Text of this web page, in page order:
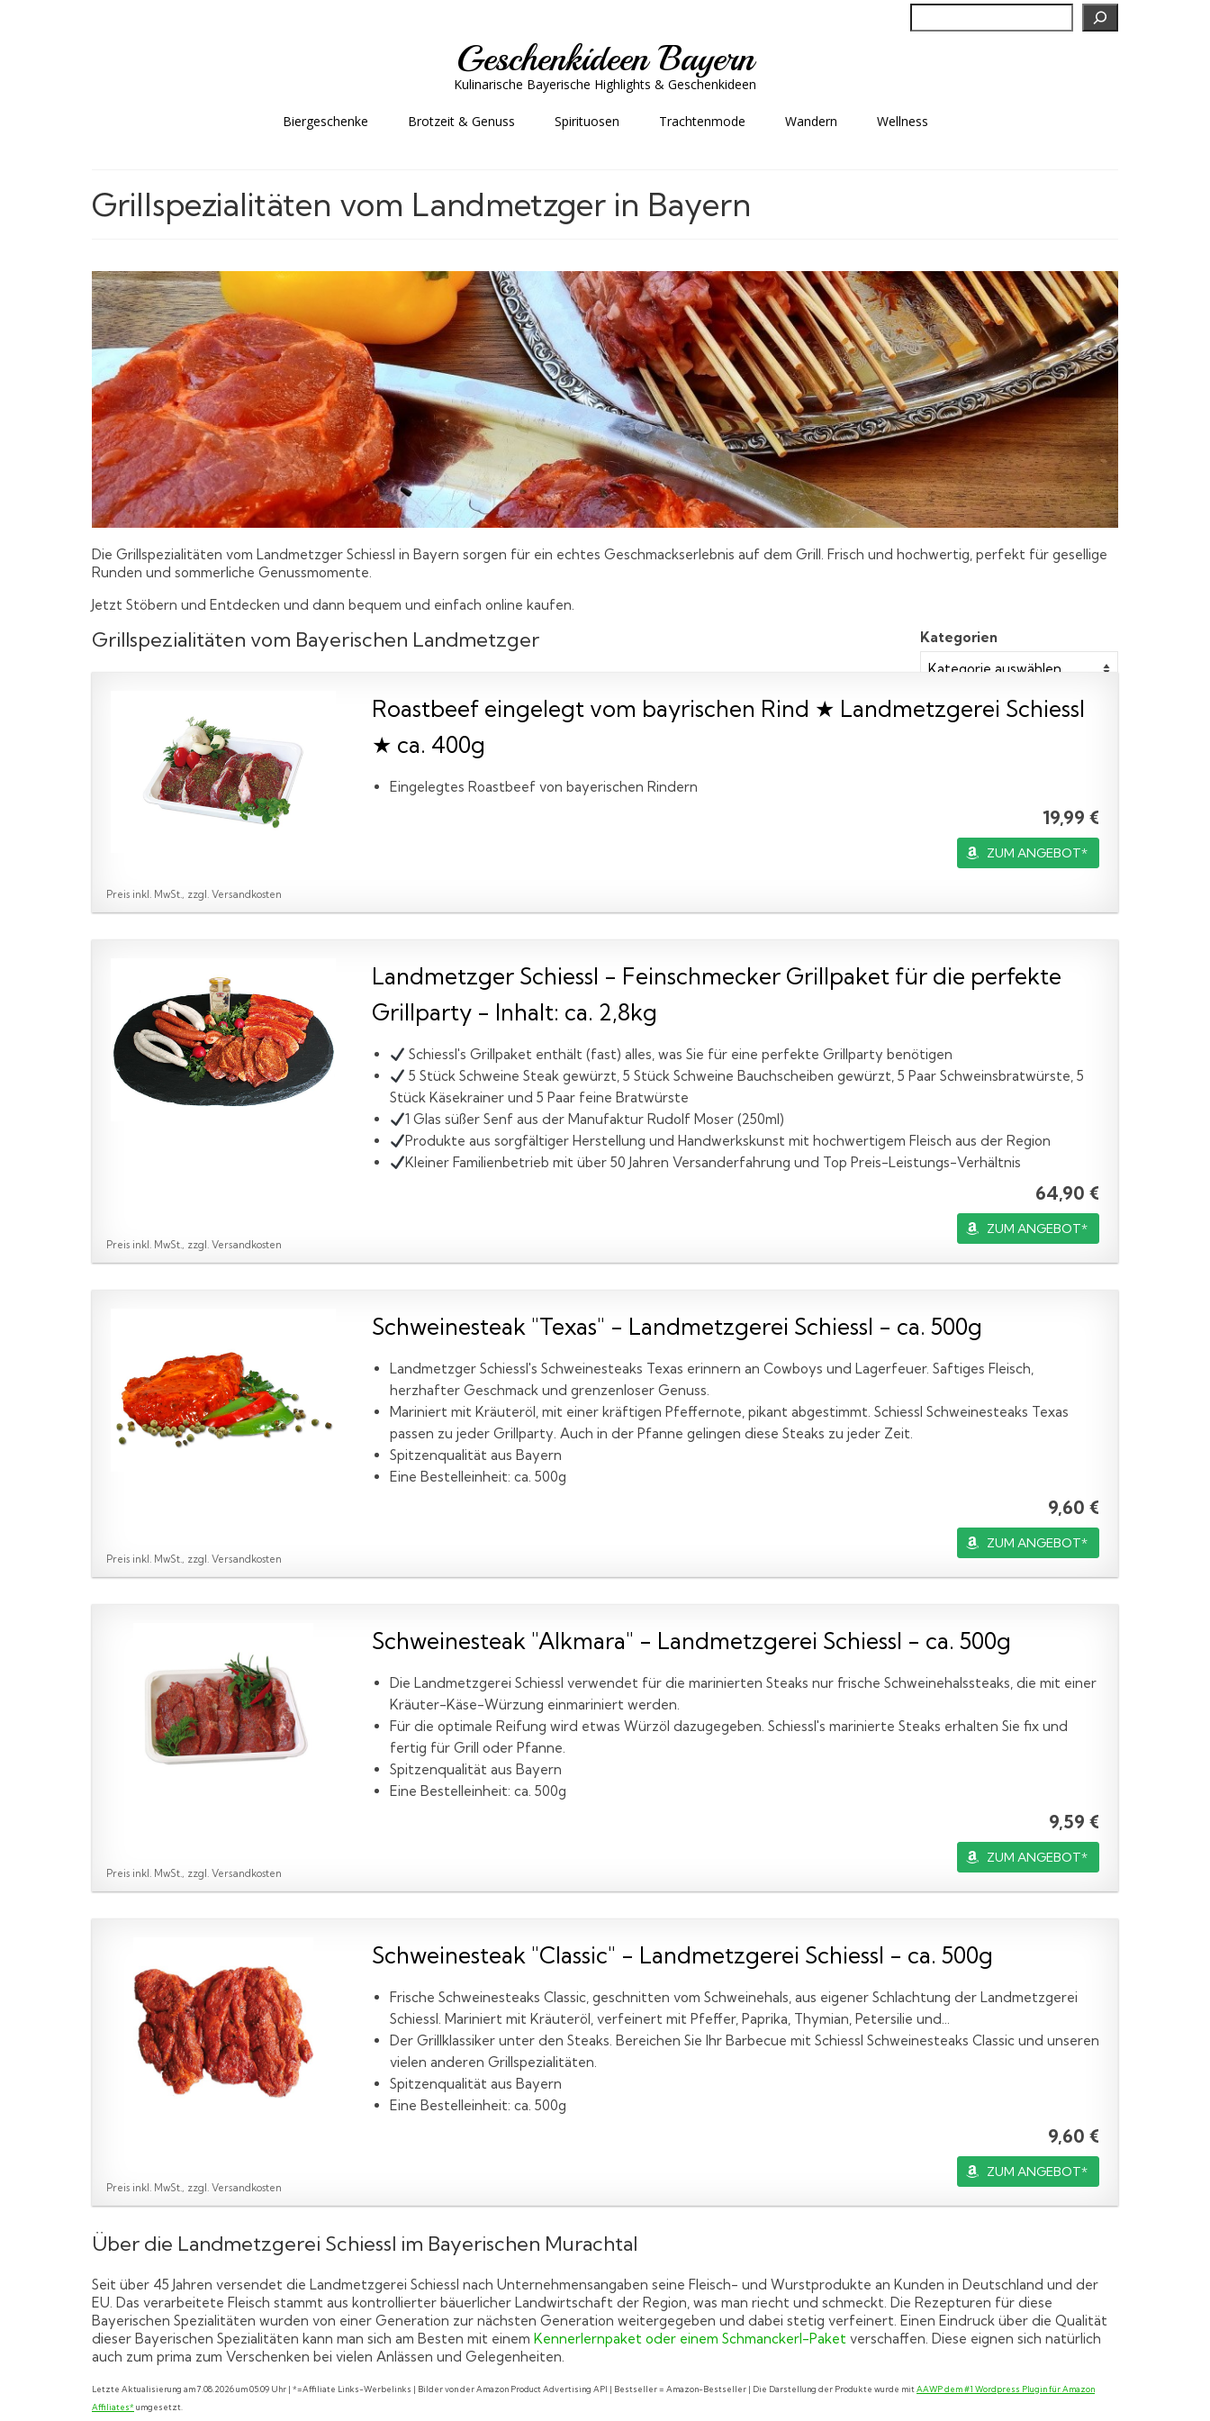
Suchen
Geschenkideen Bayern
Kulinarische Bayerische Highlights & Geschenkideen
Biergeschenke Brotzeit & Genuss Spirituosen Trachtenmode Wandern Wellness
Grillspezialitäten vom Landmetzger in Bayern
Die Grillspezialitäten vom Landmetzger Schiessl in Bayern sorgen für ein echtes Geschmackserlebnis auf dem Grill. Frisch und hochwertig, perfekt für gesellige
Runden und sommerliche Genussmomente.
Jetzt Stöbern und Entdecken und dann bequem und einfach online kaufen.
Kategorien
Grillspezialitäten vom Bayerischen Landmetzger
Roastbeef eingelegt vom bayrischen Rind ★ Landmetzgerei Schiessl
★ ca. 400g
Eingelegtes Roastbeef von bayerischen Rindern
19,99 €
ZUM ANGEBOT*
Preis inkl. MwSt., zzgl. Versandkosten
Landmetzger Schiessl - Feinschmecker Grillpaket für die perfekte
Grillparty - Inhalt: ca. 2,8kg
Schiessl's Grillpaket enthält (fast) alles, was Sie für eine perfekte Grillparty benötigen
5 Stück Schweine Steak gewürzt, 5 Stück Schweine Bauchscheiben gewürzt, 5 Paar Schweinsbratwürste, 5
Stück Käsekrainer und 5 Paar feine Bratwürste
1 Glas süßer Senf aus der Manufaktur Rudolf Moser (250ml)
Produkte aus sorgfältiger Herstellung und Handwerkskunst mit hochwertigem Fleisch aus der Region
Kleiner Familienbetrieb mit über 50 Jahren Versanderfahrung und Top Preis-Leistungs-Verhältnis
64,90 €
ZUM ANGEBOT*
Preis inkl. MwSt., zzgl. Versandkosten
Schweinesteak "Texas" - Landmetzgerei Schiessl - ca. 500g
Landmetzger Schiessl's Schweinesteaks Texas erinnern an Cowboys und Lagerfeuer. Saftiges Fleisch,
herzhafter Geschmack und grenzenloser Genuss.
Mariniert mit Kräuteröl, mit einer kräftigen Pfeffernote, pikant abgestimmt. Schiessl Schweinesteaks Texas
passen zu jeder Grillparty. Auch in der Pfanne gelingen diese Steaks zu jeder Zeit.
Spitzenqualität aus Bayern
Eine Bestelleinheit: ca. 500g
9,60 €
ZUM ANGEBOT*
Preis inkl. MwSt., zzgl. Versandkosten
Schweinesteak "Alkmara" - Landmetzgerei Schiessl - ca. 500g
Die Landmetzgerei Schiessl verwendet für die marinierten Steaks nur frische Schweinehalssteaks, die mit einer
Kräuter-Käse-Würzung einmariniert werden.
Für die optimale Reifung wird etwas Würzöl dazugegeben. Schiessl's marinierte Steaks erhalten Sie fix und
fertig für Grill oder Pfanne.
Spitzenqualität aus Bayern
Eine Bestelleinheit: ca. 500g
9,59 €
ZUM ANGEBOT*
Preis inkl. MwSt., zzgl. Versandkosten
Schweinesteak "Classic" - Landmetzgerei Schiessl - ca. 500g
Frische Schweinesteaks Classic, geschnitten vom Schweinehals, aus eigener Schlachtung der Landmetzgerei
Schiessl. Mariniert mit Kräuteröl, verfeinert mit Pfeffer, Paprika, Thymian, Petersilie und...
Der Grillklassiker unter den Steaks. Bereichen Sie Ihr Barbecue mit Schiessl Schweinesteaks Classic und unseren
vielen anderen Grillspezialitäten.
Spitzenqualität aus Bayern
Eine Bestelleinheit: ca. 500g
9,60 €
ZUM ANGEBOT*
Preis inkl. MwSt., zzgl. Versandkosten
Über die Landmetzgerei Schiessl im Bayerischen Murachtal
Seit über 45 Jahren versendet die Landmetzgerei Schiessl nach Unternehmensangaben seine Fleisch- und Wurstprodukte an Kunden in Deutschland und der
EU. Das verarbeitete Fleisch stammt aus kontrollierter bäuerlicher Landwirtschaft der Region, was man riecht und schmeckt. Die Rezepturen für diese
Bayerischen Spezialitäten wurden von einer Generation zur nächsten Generation weitergegeben und dabei stetig verfeinert. Einen Eindruck über die Qualität
dieser Bayerischen Spezialitäten kann man sich am Besten mit einem Kennerlernpaket oder einem Schmanckerl-Paket verschaffen. Diese eignen sich natürlich
auch zum prima zum Verschenken bei vielen Anlässen und Gelegenheiten.
Letzte Aktualisierung am 7.08.2026 um 05:09 Uhr | *=Affiliate Links-Werbelinks | Bilder von der Amazon Product Advertising API | Bestseller = Amazon-Bestseller | Die Darstellung der Produkte wurde mitAAWP dem #1 Wordpress Plugin für Amazon
Affiliates*umgesetzt.